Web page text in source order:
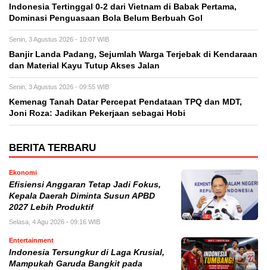
Indonesia Tertinggal 0-2 dari Vietnam di Babak Pertama,
Dominasi Penguasaan Bola Belum Berbuah Gol
Senin, 3 Agustus 2026 - 10:07 WIB
Banjir Landa Padang, Sejumlah Warga Terjebak di Kendaraan
dan Material Kayu Tutup Akses Jalan
Senin, 3 Agustus 2026 - 09:55 WIB
Kemenag Tanah Datar Percepat Pendataan TPQ dan MDT,
Joni Roza: Jadikan Pekerjaan sebagai Hobi
BERITA TERBARU
Ekonomi
Efisiensi Anggaran Tetap Jadi Fokus,
Kepala Daerah Diminta Susun APBD
2027 Lebih Produktif
Selasa, 4 Agu 2026 - 09:16 WIB
Entertainment
Indonesia Tersungkur di Laga Krusial,
Mampukah Garuda Bangkit pada